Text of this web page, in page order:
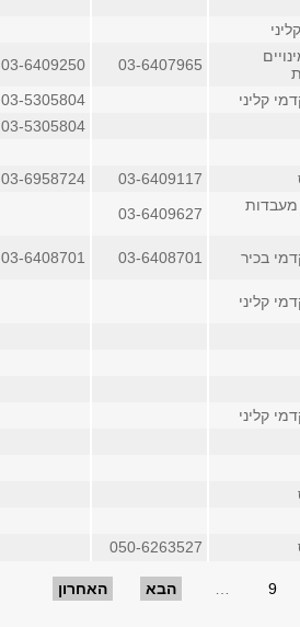
03-6407965
03-6409250
קליני
03-5305804
03-5305804
03-6409117
03-6958724
03-6409627
בכיר 03-6408701
03-6408701
קליני
קליני
050-6263527
9 הבא האחרון